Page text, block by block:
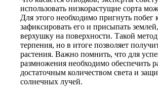
использовать низкорастущие сорта
Для этого необходимо пригнуть побег
зафиксировать его и присыпать
верхушку на поверхности. Такой метод
терпения, но в итоге позволяет
растения. Важно помнить, что для
размножения необходимо обеспечить
достаточным количеством света и
солнечных лучей.